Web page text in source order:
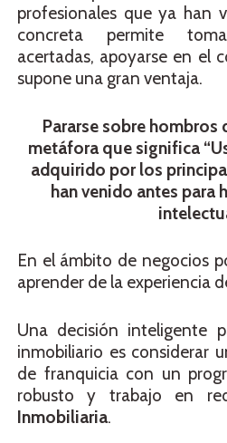
profesionales que ya han
concreta permite
acertadas, apoyarse en el
supone una gran ventaja.
Pararse sobre hombros
metáfora que significa “
adquirido por los
han venido antes para
En el ámbito de negocios
aprender de la experiencia
Una decisión inteligente
inmobiliario es considerar
de franquicia con un
robusto y trabajo en
Inmobiliaria.